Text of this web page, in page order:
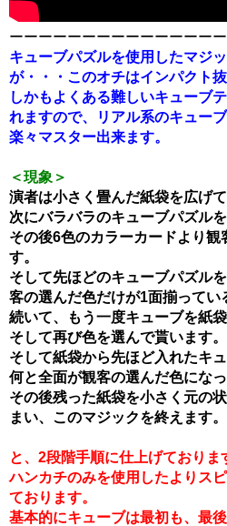
ーーーーーーーーーーーーーー
キューブパズルを使用したマジ
が・・・このオチはインパクト抜
しかもよくある難しいキューブ
れますので、リアル系のキュー
楽々マスター出来ます。
＜現象＞
演者は小さく畳んだ紙袋を広げ
次にバラバラのキューブパズル
その後6色のカラーカードより観
す。
そして先ほどのキューブパズル
客の選んだ色だけが1面揃ってい
続いて、もう一度キューブを紙袋
そして再び色を選んで貰います。
そして紙袋から先ほど入れたキ
何と全面が観客の選んだ色にな
その後残った紙袋を小さく元の
まい、このマジックを終えます。
と、2段階手順に仕上げており
ハンカチのみを使用したよりス
ております。
基本的にキューブは最初も、最